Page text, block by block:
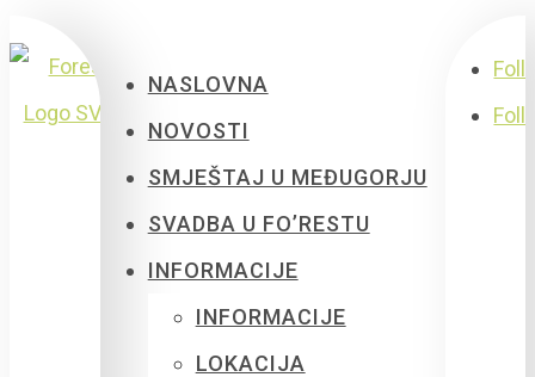
NASLOVNA
NOVOSTI
SMJEŠTAJ U MEĐUGORJU
SVADBA U FO’RESTU
INFORMACIJE
INFORMACIJE
LOKACIJA